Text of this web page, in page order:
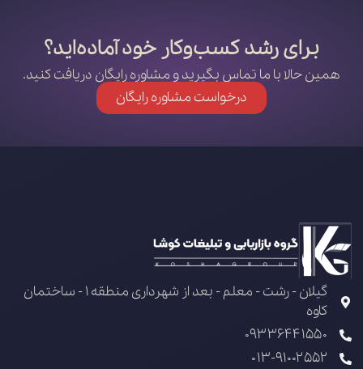
برای رشد کسب‌وکار خود آماده‌اید؟
همین حالا با ما تماس بگیرید و مشاوره رایگان دریافت کنید.
درخواست مشاوره رایگان
گیلان - رشت - معلم - بعد از شهرداری منطقه 1 - ساختمان
کاوه
09336441550
013-91002552